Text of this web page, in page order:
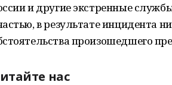
и другие экстренные
в результате инцидента
произошедшего
нас